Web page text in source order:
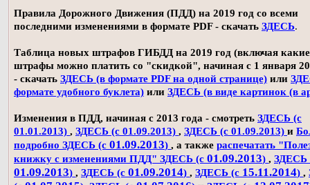
Правила Дорожного Движения (ПДД) на 2019 год со всеми
последними изменениями в формате PDF - скачать ЗДЕСЬ.
Таблица новых штрафов ГИБДД на 2019 год (включая какие
штрафы можно платить со "скидкой", начиная с 1 января
- скачать ЗДЕСЬ (в формате PDF на одной странице) или
формате удобного буклета) или ЗДЕСЬ (в виде картинок (в
Изменения в ПДД, начиная с 2013 года - смотреть ЗДЕСЬ (с
01.01.2013) , ЗДЕСЬ (с 01.09.2013) , ЗДЕСЬ (с 01.09.2013) и
подробно ЗДЕСЬ (с 01.09.2013) , а также распечатать
книжку с изменениями ПДД" ЗДЕСЬ (с 01.09.2013) , ЗДЕСЬ
01.09.2013) , ЗДЕСЬ (с 01.09.2014) , ЗДЕСЬ (с 15.11.2014) ,